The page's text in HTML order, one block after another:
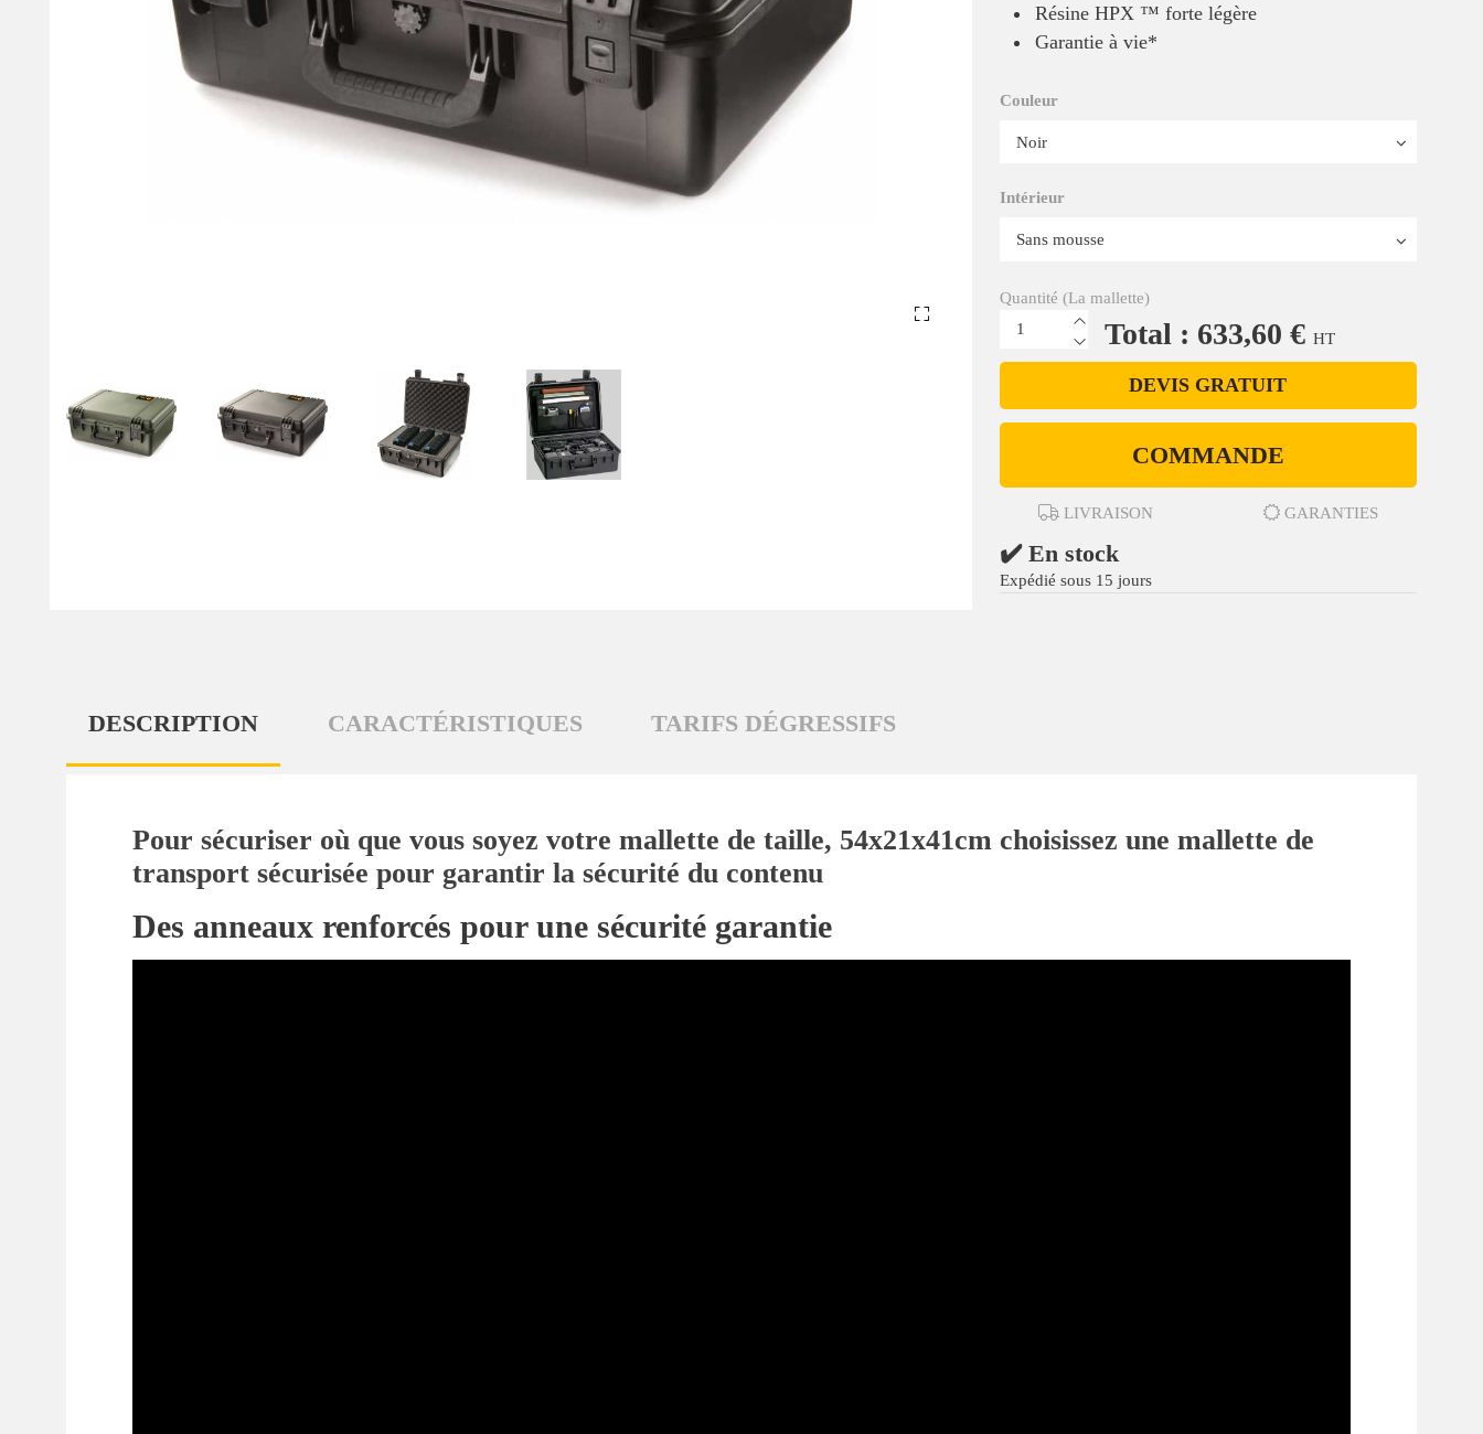
Résine HPX ™ forte légère
Garantie à vie*
Couleur
Intérieur
Quantité (La mallette)
Total : 633,60 € HT
DEVIS GRATUIT
COMMANDE
LIVRAISON GARANTIES
✔️ En stock
Expédié sous 15 jours
DESCRIPTION CARACTÉRISTIQUES TARIFS DÉGRESSIFS
Pour sécuriser où que vous soyez votre mallette de taille, 54x21x41cm choisissez une mallette de
transport sécurisée pour garantir la sécurité du contenu
Des anneaux renforcés pour une sécurité garantie